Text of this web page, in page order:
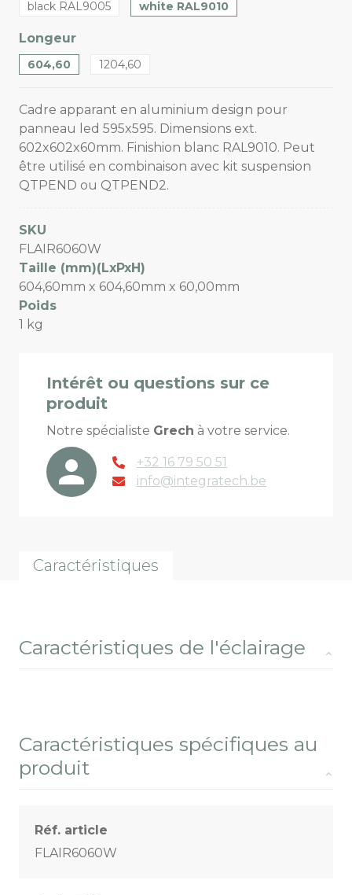
black RAL9005 white RAL9010
Longeur
604,60 1204,60
Cadre apparant en aluminium design pour
panneau led 595x595. Dimensions ext.
602x602x60mm. Finishion blanc RAL9010. Peut
être utilisé en combinaison avec kit suspension
QTPEND ou QTPEND2.
SKU
FLAIR6060W
Taille (mm)(LxPxH)
604,60mm x 604,60mm x 60,00mm
Poids
1 kg
Intérêt ou questions sur ce
produit
Notre spécialiste Grech à votre service.
+32 16 79 50 51
info@integratech.be
Caractéristiques
Caractéristiques de l'éclairage
Caractéristiques spécifiques au
produit
Réf. article
FLAIR6060W